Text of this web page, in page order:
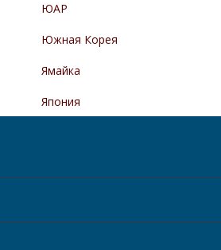
ЮАР
Южная Корея
Ямайка
Япония